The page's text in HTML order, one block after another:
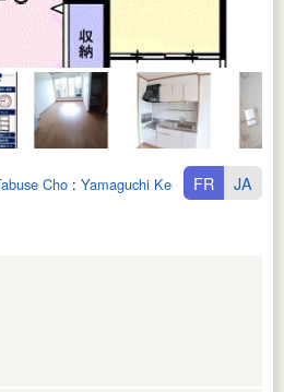
Cho : Yamaguchi Ken FR JA